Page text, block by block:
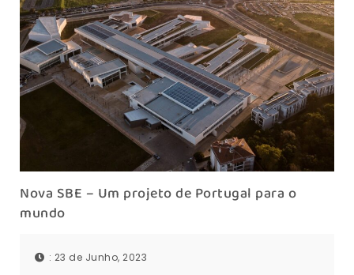
Nova SBE – Um projeto de Portugal para o
mundo
: 23 de Junho, 2023